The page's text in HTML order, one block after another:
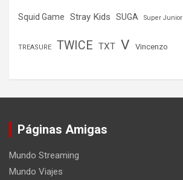
Squid Game Stray Kids SUGA Super Junior
TREASURE TWICE TXT V Vincenzo
Páginas Amigas
Mundo Streaming
Mundo Viajes